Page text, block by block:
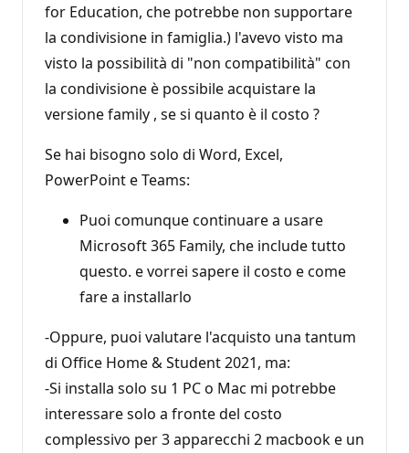
for Education, che potrebbe non supportare
la condivisione in famiglia.) l'avevo visto ma
visto la possibilità di "non compatibilità" con
la condivisione è possibile acquistare la
versione family , se si quanto è il costo ?
Se hai bisogno solo di Word, Excel,
PowerPoint e Teams:
Puoi comunque continuare a usare
Microsoft 365 Family, che include tutto
questo. e vorrei sapere il costo e come
fare a installarlo
-Oppure, puoi valutare l'acquisto una tantum
di Office Home & Student 2021, ma:
-Si installa solo su 1 PC o Mac mi potrebbe
interessare solo a fronte del costo
complessivo per 3 apparecchi 2 macbook e un